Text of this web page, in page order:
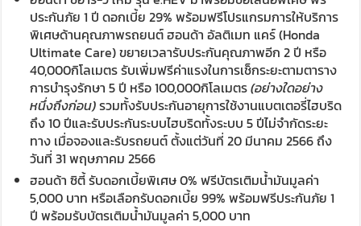
ประกันภัย 1 ปี ดอกเบี้ย 29% พร้อมฟรีโปรแกรมการให้บริการ
พิเศษด้านคุณภาพรถยนต์ ฮอนด้า อัลติเมท แคร์ (Honda
Ultimate Care) ขยายเวลารับประกันคุณภาพอีก 2 ปี หรือ
40,000กิโลเมตร รับเพิ่มฟรีค่าแรงในการเช็กระยะตามตาราง
การบำรุงรักษา 5 ปี หรือ 100,000กิโลเมตร(อย่างใดอย่าง
หนึ่งถึงก่อน)รวมทั้งรับประกันอายุการใช้งานแบตเตอรี่ไฮบริด
ถึง 10 ปีและรับประกันระบบไฮบริดทั้งระบบ 5 ปีไม่จำกัดระยะ
ทาง เมื่อจองและรับรถยนต์ ตั้งแต่วันที่ 20 มีนาคม 2566 ถึง
วันที่ 31 พฤษภาคม 2566
ฮอนด้า ซิตี้ รับดอกเบี้ยพิเศษ 0% ฟรีบัตรเติมน้ำมันมูลค่า
5,000 บาท หรือเลือกรับดอกเบี้ย 99% พร้อมฟรีประกันภัย 1
ปี พร้อมรับบัตรเติมน้ำมันมูลค่า 5,000 บาท